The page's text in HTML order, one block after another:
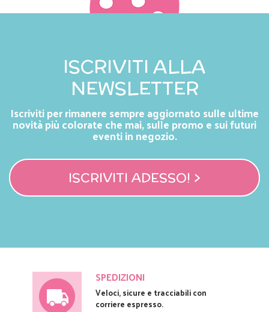
ISCRIVITI ALLA
NEWSLETTER
Iscriviti per rimanere sempre aggiornato sulle ultime
novità più colorate che mai, sulle promo e sui futuri
eventi in negozio.
ISCRIVITI ADESSO! >
SPEDIZIONI
Veloci, sicure e tracciabili con
corriere espresso.